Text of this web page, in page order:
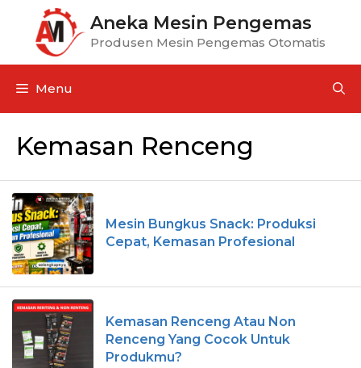
Aneka Mesin Pengemas
Produsen Mesin Pengemas Otomatis
Menu
Kemasan Renceng
Mesin Bungkus Snack: Produksi
Cepat, Kemasan Profesional
Kemasan Renceng Atau Non
Renceng Yang Cocok Untuk
Produkmu?